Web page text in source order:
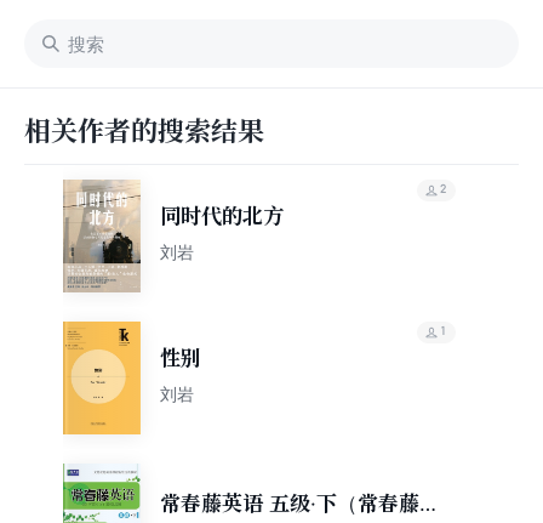
相关作者的搜索结果
同时代的北方
刘岩
2
性别
刘岩
1
常春藤英语 五级·下（常春藤